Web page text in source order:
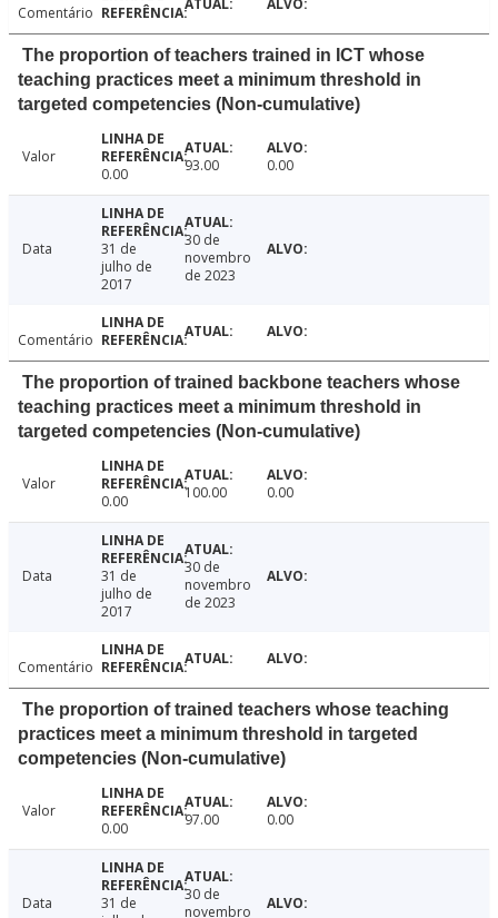
Comentário
The proportion of teachers trained in ICT whose
teaching practices meet a minimum threshold in
targeted competencies (Non-cumulative)
Valor
0.00
93.00 0.00
Data
31 de
julho de
2017
30 de
novembro
de 2023
Comentário
The proportion of trained backbone teachers whose
teaching practices meet a minimum threshold in
targeted competencies (Non-cumulative)
Valor
0.00
100.00 0.00
Data
31 de
julho de
2017
30 de
novembro
de 2023
Comentário
The proportion of trained teachers whose teaching
practices meet a minimum threshold in targeted
competencies (Non-cumulative)
Valor
0.00
97.00 0.00
Data
31 de
30 de
novembro